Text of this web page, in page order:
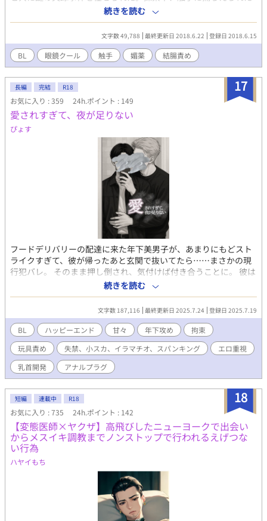
責め／結腸責め／おもらし（小スカ）／潮吹き／総受け／授乳プ
レイ／舌フェラ／夫に見守られながらのえっち？（愛は溢れてる
／妊娠？ イラストはNEOZONEさんにお願いしました。向かって
左から、偉明、リューイ、明輝です。 12/25 第11回BL小説大賞
奨励賞ありがとうございました！
スヴェンは、テオドアに助けられたものの身体に淫靡な変調をき
たしてしまう。 触手/媚薬/尿道責め/結腸責め/潮吹き 【闘争か逃
走か】 おっさん二人×眼鏡細身学者 媚薬レイプ、筋肉髭剣士×眼
鏡細身学者 後遺症が残る中、ギルドマスターと依頼主に呼び出さ
れたスヴェンはサンプルとして所持していたメイテイカズラの媚
薬を見つけられてしまう。 媚薬/レイプ/潮吹き/結腸責め
続きを読む
文字数 49,788 最終更新日 2018.6.22 登録日 2018.6.15
BL 眼鏡クール 触手 媚薬 結腸責め
17
長編 完結 R18
お気に入り : 359 24h.ポイント : 149
愛されすぎて、夜が足りない
ぴょす
フードデリバリーの配達に来た年下美男子が、あまりにもどスト
ライクすぎて、彼が帰ったあと玄関で抜いてたら……まさかの現
行犯バレ。 そのまま押し倒され、気付けば付き合うことに。 彼は
SNSで話題の超絶美形大学生。 顔面も、独占欲も、嫉妬も、えっ
ちも、ぜんぶ規格外。 でも…… 「それが、たまらなく気持ちい
い。」 抜群の相性と、愛されすぎて溶けまくる夜。 これは、 “抱
かれまくって愛されまくる”だけの話。 (♡喘ぎ、自慰、言葉攻
め、潮吹き、フェラ、玩具、首絞め、スパンキング……表現あり
ます) (とにかく2人がヤりまくる事に重きを置いた作品なので、ス
トーリー性はあまりないです。) (伏線回収などもほぼなし、話の
展開早めです。ご了承くださいませ。) ⚠️表紙はAI生成によるもの
です
続きを読む
文字数 187,116 最終更新日 2025.7.24 登録日 2025.7.19
BL ハッピーエンド 甘々 年下攻め
拘束
玩具責め
失禁、小スカ、イラマチオ、スパンキング
エロ重視
乳首開発
アナルプラグ
18
短編 連載中 R18
お気に入り : 735 24h.ポイント : 142
【変態医師×ヤクザ】高飛びしたニューヨークで出会い
からメスイキ調教までノンストップで行われるえげつな
い行為
ハヤイもち